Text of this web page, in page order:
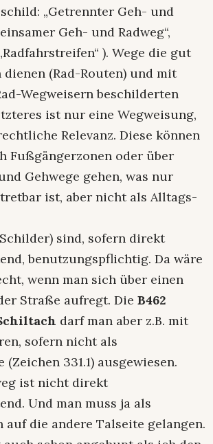
„Getrennter Geh- und
Geh- und Radweg“,
). Wege die gut
dienen (Rad-Routen) und mit
Wegweisern beschilderten
ist nur eine Wegweisung,
Relevanz. Diese können
Fußgängerzonen oder über
Gehwege gehen, was nur
ist, aber nicht als Alltags-
sind, sofern direkt
benutzungspflichtig. Da wäre
wenn man sich über einen
Straße aufregt. Die B462
darf man aber z.B. mit
sofern nicht als
331.1) ausgewiesen.
ist nicht direkt
Und man muss ja als
auf die andere Talseite gelangen.